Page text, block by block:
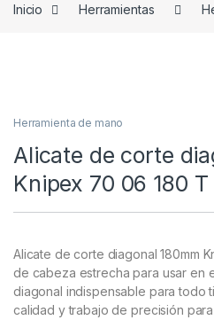
Inicio Herramientas
Herramienta de mano
Alicate de corte
Knipex 70 06 180 T
Alicate de corte diagonal 180mm
de cabeza estrecha para usar en
diagonal indispensable para todo
calidad y trabajo de precisión